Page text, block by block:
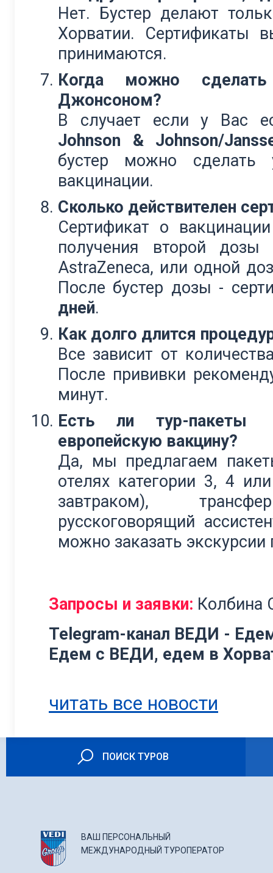
Нет. Бустер делают
Хорватии. Сертификаты
принимаются.
Когда можно сделать
Джонсоном?
В случает если у Вас
Johnson & Johnson/
бустер можно
вакцинации.
Сколько действителен
Сертификат о
получения второй
AstraZeneca, или одной
После бустер дозы -
дней.
Как долго длится
Все зависит от
После прививки
минут.
Есть ли тур-
европейскую вакцину?
Да, мы предлагаем
отелях категории 3, 4
завтраком), трансфер
русскоговорящий
можно заказать
Запросы и заявки: Колбина
Telegram-канал ВЕДИ -
Едем с ВЕДИ, едем в
читать все новости
ПОИСК ТУРОВ
ВАШ ПЕРСОНАЛЬНЫЙ
МЕЖДУНАРОДНЫЙ ТУРОПЕРАТОР